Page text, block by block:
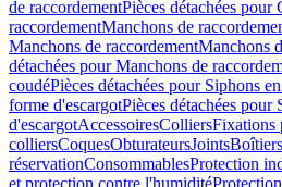
de raccordementPièces détachées pour
raccordementManchons de
Manchons de raccordementManchons
détachées pour Manchons de
coudéPièces détachées pour Siphons
forme d'escargotPièces détachées pour
d'escargotAccessoiresColliersFixations
colliersCoquesObturateursJoints
réservationConsommablesProtection
et protection contre l'humidité